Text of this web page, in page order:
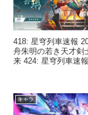
418: 星穹列車速報
舟朱明の若き天才剣
来 424: 星穹列車速
キャラ